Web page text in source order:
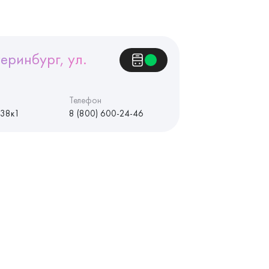
ул.
Телефон
8 (800) 600-24-46